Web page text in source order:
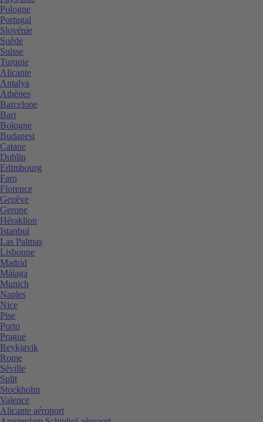
Pologne
Portugal
Slovénie
Suède
Suisse
Turquie
Alicante
Antalya
Athènes
Barcelone
Bari
Bologne
Budapest
Catane
Dublin
Edimbourg
Faro
Florence
Genève
Gerone
Héraklion
Istanbul
Las Palmas
Lisbonne
Madrid
Málaga
Munich
Naples
Nice
Pise
Porto
Prague
Reykjavik
Rome
Séville
Split
Stockholm
Valence
Alicante aéroport